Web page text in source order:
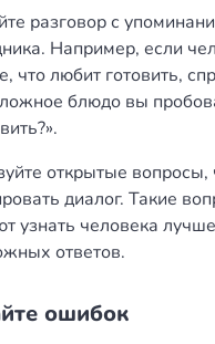
разговор с
Например, если
что любит готовить,
блюдо вы
открытые вопросы,
диалог. Такие
узнать человека
ответов.
ошибок